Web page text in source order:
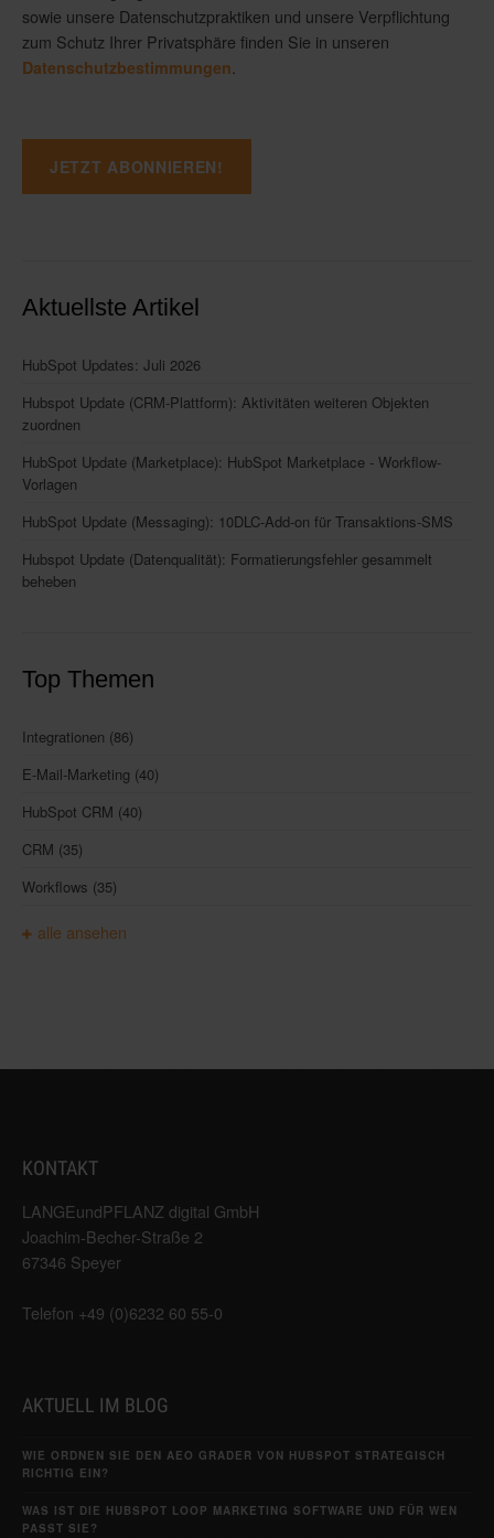
sowie unsere Datenschutzpraktiken und unsere Verpflichtung
zum Schutz Ihrer Privatsphäre finden Sie in unseren
Datenschutzbestimmungen
Aktuellste Artikel
HubSpot Updates: Juli 2026
Hubspot Update (CRM-Plattform): Aktivitäten weiteren Objekten
zuordnen
HubSpot Update (Marketplace): HubSpot Marketplace - Workflow-
Vorlagen
HubSpot Update (Messaging): 10DLC-Add-on für Transaktions-SMS
Hubspot Update (Datenqualität): Formatierungsfehler gesammelt
beheben
Top Themen
Integrationen (86)
E-Mail-Marketing (40)
HubSpot CRM (40)
CRM (35)
Workflows (35)
alle ansehen
KONTAKT
LANGEundPFLANZ digital GmbH
Joachim-Becher-Straße 2
67346 Speyer
Telefon +49 (0)6232 60 55-0
AKTUELL IM BLOG
WIE ORDNEN SIE DEN AEO GRADER VON HUBSPOT STRATEGISCH
RICHTIG EIN?
WAS IST DIE HUBSPOT LOOP MARKETING SOFTWARE UND FÜR WEN
PASST SIE?